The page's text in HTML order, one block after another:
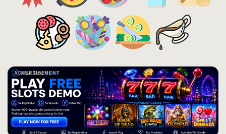
ADVERTISEMENT